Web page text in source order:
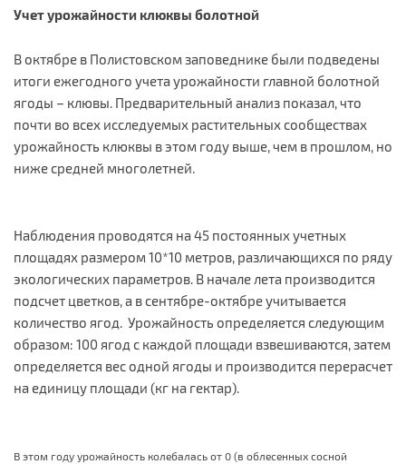
Учет урожайности клюквы болотной
В октябре в Полистовском заповеднике были подведены
итоги ежегодного учета урожайности главной болотной
ягоды – клювы. Предварительный анализ показал, что
почти во всех исследуемых растительных сообществах
урожайность клюквы в этом году выше, чем в прошлом, но
ниже средней многолетней.
Наблюдения проводятся на 45 постоянных учетных
площадях размером 10*10 метров, различающихся по ряду
экологических параметров. В начале лета производится
подсчет цветков, а в сентябре-октябре учитывается
количество ягод. Урожайность определяется следующим
образом: 100 ягод с каждой площади взвешиваются, затем
определяется вес одной ягоды и производится перерасчет
на единицу площади (кг на гектар).
В этом году урожайность колебалась от 0 (в облесенных сосной